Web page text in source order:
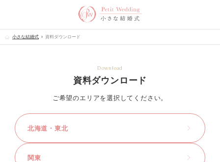
小さな結婚式 資料ダウンロード
Download
資料ダウンロード
ご希望のエリアを選択してください。
北海道・東北
関東